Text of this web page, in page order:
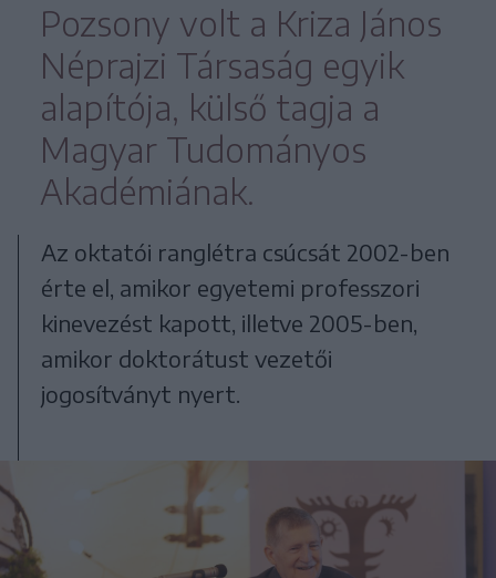
Pozsony volt a Kriza János
Néprajzi Társaság egyik
alapítója, külső tagja a
Magyar Tudományos
Akadémiának.
Az oktatói ranglétra csúcsát 2002-ben
érte el, amikor egyetemi professzori
kinevezést kapott, illetve 2005-ben,
amikor doktorátust vezetői
jogosítványt nyert.